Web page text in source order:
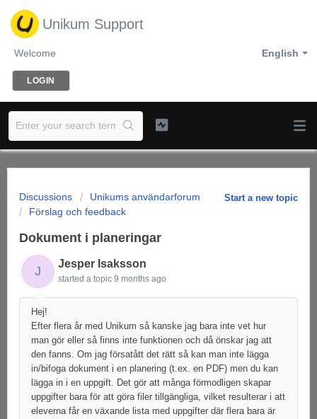
Unikum Support
English
Welcome
LOGIN
Start a new topic
Discussions
Unikums användarforum
Förslag och feedback
Dokument i planeringar
J
Jesper Isaksson
started a topic 9 months ago
Hej!
Efter flera år med Unikum så kanske jag bara inte vet hur
man gör eller så finns inte funktionen och då önskar jag att
den fanns. Om jag försatått det rätt så kan man inte lägga
in/bifoga dokument i en planering (t.ex. en PDF) men du kan
lägga in i en uppgift. Det gör att många förmodligen skapar
uppgifter bara för att göra filer tillgängliga, vilket resulterar i att
eleverna får en växande lista med uppgifter där flera bara är